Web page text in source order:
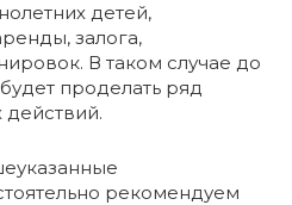
детей,
залога,
В таком случае до
проделать ряд
рекомендуем